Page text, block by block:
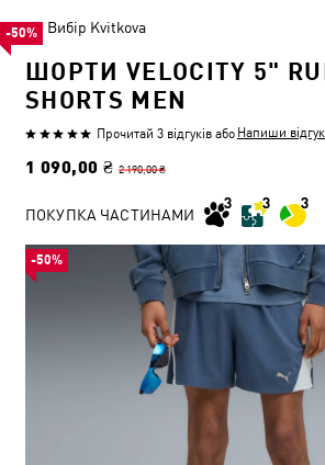
Вибір Kvitkova
ШОРТИ VELOCITY 5"
SHORTS MEN
Прочитай 3 відгуків або Напиши відгук
1 090,00 ₴ 2 190,00 ₴
-50%
ПОКУПКА ЧАСТИНАМИ
-50%